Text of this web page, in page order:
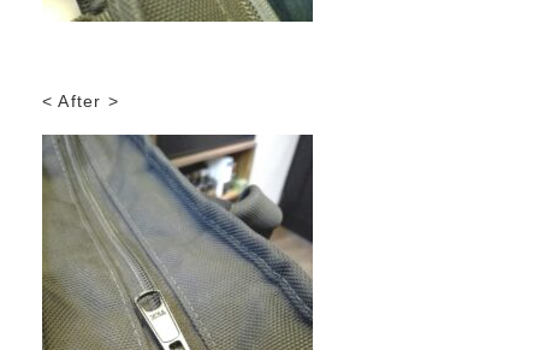
< After >